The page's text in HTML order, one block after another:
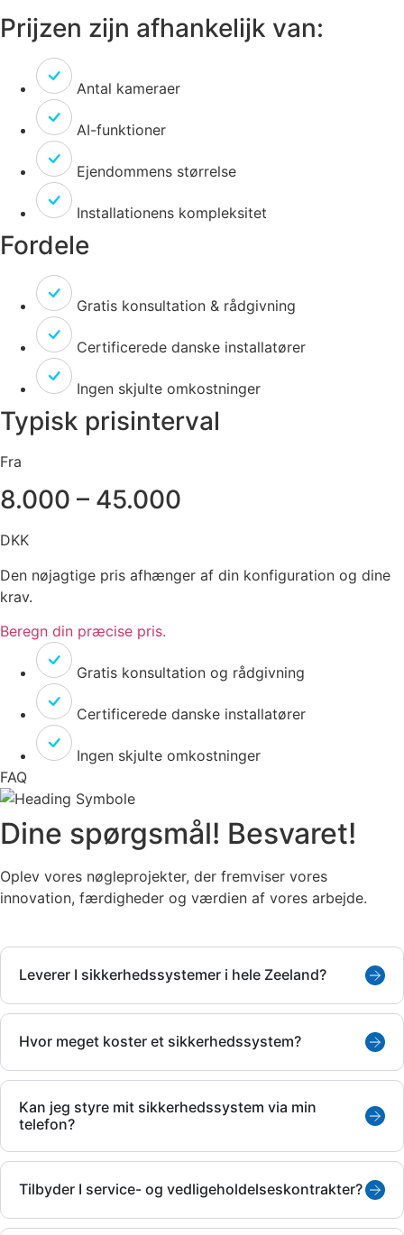
Prijzen zijn afhankelijk van:
Antal kameraer
AI-funktioner
Ejendommens størrelse
Installationens kompleksitet
Fordele
Gratis konsultation & rådgivning
Certificerede danske installatører
Ingen skjulte omkostninger
Typisk prisinterval
Fra
8.000 – 45.000
DKK
Den nøjagtige pris afhænger af din konfiguration og dine
krav.
Beregn din præcise pris.
Gratis konsultation og rådgivning
Certificerede danske installatører
Ingen skjulte omkostninger
FAQ
Dine spørgsmål! Besvaret!
Oplev vores nøgleprojekter, der fremviser vores
innovation, færdigheder og værdien af ​​vores arbejde.
Leverer I sikkerhedssystemer i hele Zeeland?
Hvor meget koster et sikkerhedssystem?
Kan jeg styre mit sikkerhedssystem via min
telefon?
Tilbyder I service- og vedligeholdelseskontrakter?